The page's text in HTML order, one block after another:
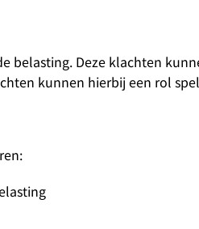
belasting. Deze klachten
kunnen hierbij een rol